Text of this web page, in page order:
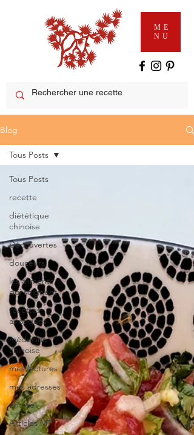
ME
NU
Blog
Tous Posts
recette
diététique
chinoise
Découvertes
douceurs
les aliments
qui soignent
recettes
asiatiques
médecine
chinoise
mes lectures
mes adresses
entrée
Articles MTC
Tous Posts